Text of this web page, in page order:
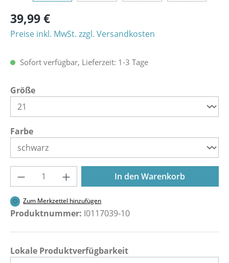
39,99 €
Preise inkl. MwSt. zzgl. Versandkosten
Sofort verfügbar, Lieferzeit: 1-3 Tage
Größeauswählen
Farbeauswählen
Produkt Anzahl: Gib den gewünschten
In den Warenkorb
Zum Merkzettel hinzufügen
Produktnummer: I0117039-10
Lokale Produktverfügbarkeit